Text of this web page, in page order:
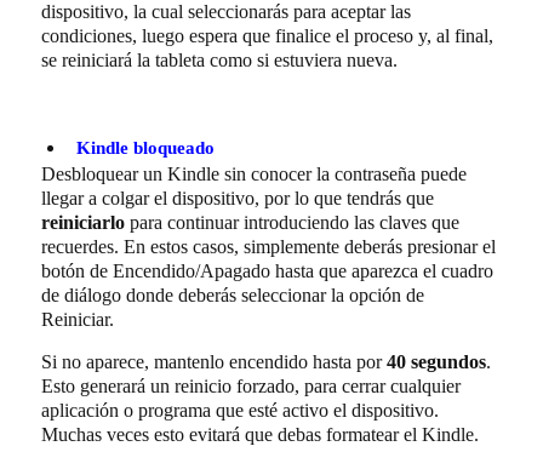
dispositivo, la cual seleccionarás para aceptar las
condiciones, luego espera que finalice el proceso y, al final,
se reiniciará la tableta como si estuviera nueva.
Kindle bloqueado
Desbloquear un Kindle sin conocer la contraseña puede
llegar a colgar el dispositivo, por lo que tendrás que
reiniciarlopara continuar introduciendo las claves que
recuerdes. En estos casos, simplemente deberás presionar el
botón de Encendido/Apagadohasta que aparezca el cuadro
de diálogo donde deberás seleccionar la opción de
Reiniciar.
Si no aparece, mantenlo encendido hasta por40 segundos.
Esto generará un reinicio forzado, para cerrar cualquier
aplicación o programa que esté activo el dispositivo.
Muchas veces esto evitará que debas formatear el Kindle.